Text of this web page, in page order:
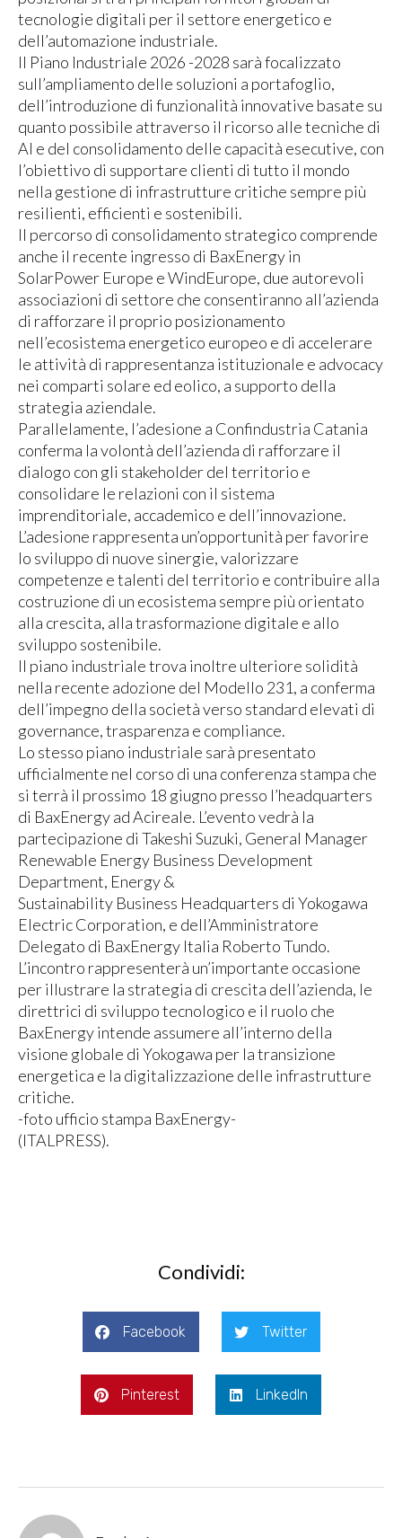
tecnologie digitali per il settore energetico e
dell’automazione industriale.
Il Piano Industriale 2026 -2028 sarà focalizzato
sull’ampliamento delle soluzioni a portafoglio,
dell’introduzione di funzionalità innovative basate su
quanto possibile attraverso il ricorso alle tecniche di
AI e del consolidamento delle capacità esecutive, con
l’obiettivo di supportare clienti di tutto il mondo
nella gestione di infrastrutture critiche sempre più
resilienti, efficienti e sostenibili.
Il percorso di consolidamento strategico comprende
anche il recente ingresso di BaxEnergy in
SolarPower Europe e WindEurope, due autorevoli
associazioni di settore che consentiranno all’azienda
di rafforzare il proprio posizionamento
nell’ecosistema energetico europeo e di accelerare
le attività di rappresentanza istituzionale e advocacy
nei comparti solare ed eolico, a supporto della
strategia aziendale.
Parallelamente, l’adesione a Confindustria Catania
conferma la volontà dell’azienda di rafforzare il
dialogo con gli stakeholder del territorio e
consolidare le relazioni con il sistema
imprenditoriale, accademico e dell’innovazione.
L’adesione rappresenta un’opportunità per favorire
lo sviluppo di nuove sinergie, valorizzare
competenze e talenti del territorio e contribuire alla
costruzione di un ecosistema sempre più orientato
alla crescita, alla trasformazione digitale e allo
sviluppo sostenibile.
Il piano industriale trova inoltre ulteriore solidità
nella recente adozione del Modello 231, a conferma
dell’impegno della società verso standard elevati di
governance, trasparenza e compliance.
Lo stesso piano industriale sarà presentato
ufficialmente nel corso di una conferenza stampa che
si terrà il prossimo 18 giugno presso l’headquarters
di BaxEnergy ad Acireale. L’evento vedrà la
partecipazione di Takeshi Suzuki, General Manager
Renewable Energy Business Development
Department, Energy &
Sustainability Business Headquarters di Yokogawa
Electric Corporation, e dell’Amministratore
Delegato di BaxEnergy Italia Roberto Tundo.
L’incontro rappresenterà un’importante occasione
per illustrare la strategia di crescita dell’azienda, le
direttrici di sviluppo tecnologico e il ruolo che
BaxEnergy intende assumere all’interno della
visione globale di Yokogawa per la transizione
energetica e la digitalizzazione delle infrastrutture
critiche.
-foto ufficio stampa BaxEnergy-
(ITALPRESS).
Condividi:
Facebook Twitter
Pinterest LinkedIn